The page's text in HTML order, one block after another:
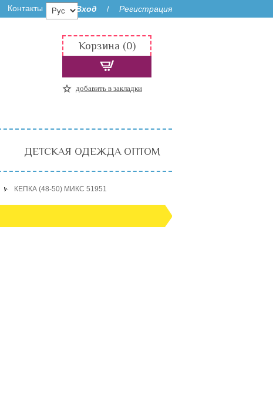
Контакты Вход / Регистрация
Корзина (0)
добавить в закладки
ДЕТСКАЯ ОДЕЖДА ОПТОМ
КЕПКА (48-50) МИКС 51951